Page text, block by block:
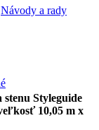
Návody a rady
stenu Styleguide
10,05 m x